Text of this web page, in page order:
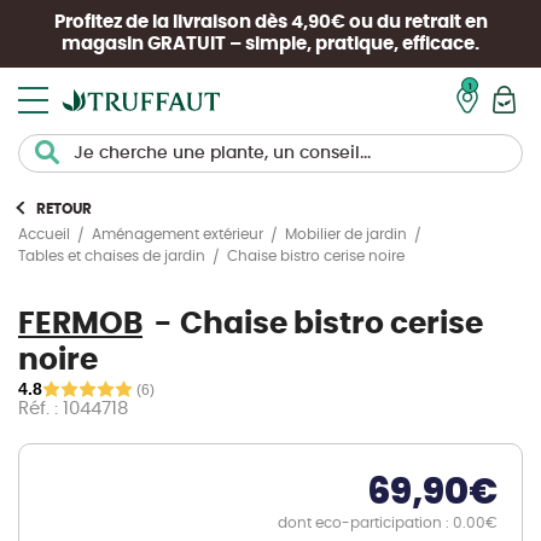
Profitez de la livraison dès 4,90€ ou du retrait en
magasin GRATUIT – simple, pratique, efficace.
RETOUR
Accueil
Aménagement extérieur
Mobilier de jardin
Tables et chaises de jardin
Chaise bistro cerise noire
FERMOB
Chaise bistro cerise
noire
4.8 (6)
Réf. : 1044718
69,90€
dont eco-participation : 0.00€